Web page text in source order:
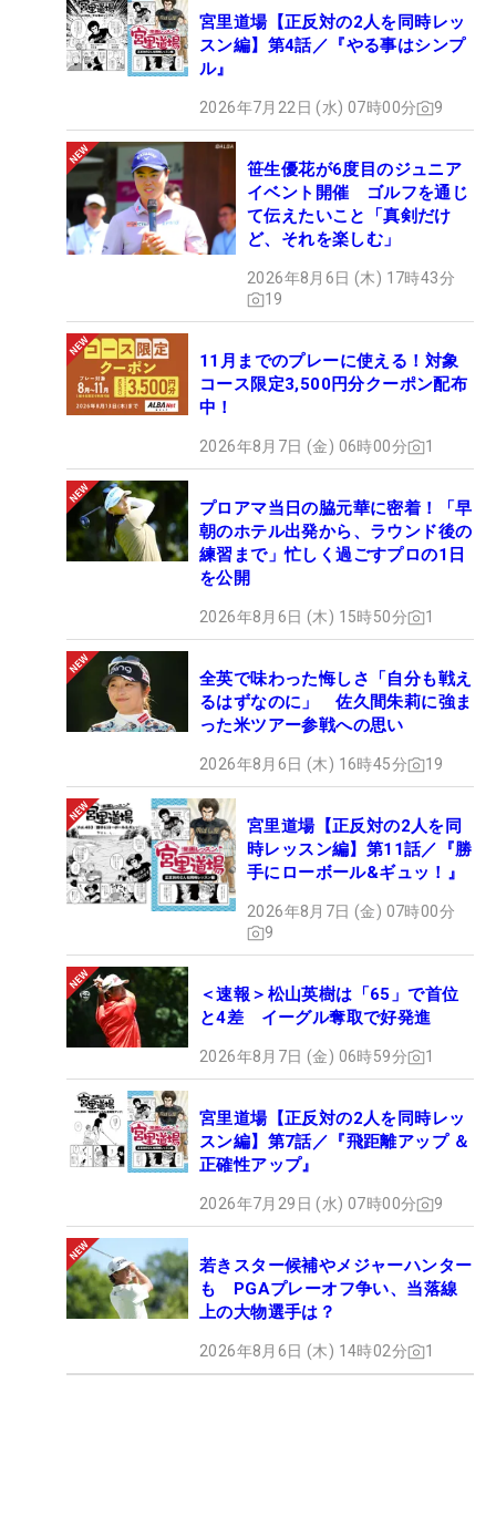
宮里道場【正反対の2人を同時レッ
スン編】第4話／『やる事はシンプ
ル』
2026年7月22日 (水) 07時00分 9
笹生優花が6度目のジュニア
イベント開催 ゴルフを通じ
て伝えたいこと「真剣だけ
ど、それを楽しむ」
2026年8月6日 (木) 17時43分
19
11月までのプレーに使える！対象
コース限定3,500円分クーポン配布
中！
2026年8月7日 (金) 06時00分 1
プロアマ当日の脇元華に密着！「早
朝のホテル出発から、ラウンド後の
練習まで」忙しく過ごすプロの1日
を公開
2026年8月6日 (木) 15時50分 1
全英で味わった悔しさ「自分も戦え
るはずなのに」 佐久間朱莉に強ま
った米ツアー参戦への思い
2026年8月6日 (木) 16時45分 19
宮里道場【正反対の2人を同
時レッスン編】第11話／『勝
手にローボール&ギュッ！』
2026年8月7日 (金) 07時00分
9
＜速報＞松山英樹は「65」で首位
と4差 イーグル奪取で好発進
2026年8月7日 (金) 06時59分 1
宮里道場【正反対の2人を同時レッ
スン編】第7話／『飛距離アップ ＆
正確性アップ』
2026年7月29日 (水) 07時00分 9
若きスター候補やメジャーハンター
も PGAプレーオフ争い、当落線
上の大物選手は？
2026年8月6日 (木) 14時02分 1